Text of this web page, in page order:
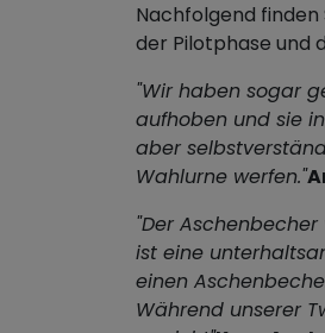
Nachfolgend finden
der Pilotphase und
"Wir haben sogar
aufhoben und sie
aber
Wahlurne werfen."
"Der
ist eine
einen
Während unserer